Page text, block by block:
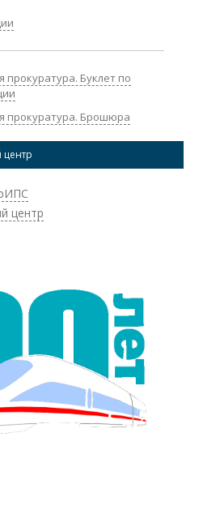
прокуратура. Буклет по
прокуратура. Брошюра
центр
центр